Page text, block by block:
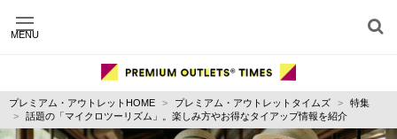
MENU
施設別に記事を探す
運営会社
利用規約
プレミアム・アウトレットHOME プレミアム・アウトレットタイムズ
特集
話題の「マイクロツーリズム」。楽しみ方やお得なタイアップ情報を紹介